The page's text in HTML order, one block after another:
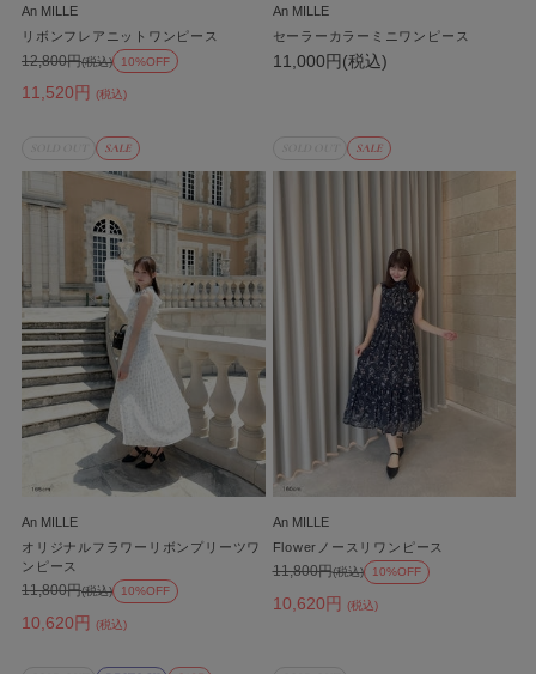
An MILLE
リボンフレアニットワンピース
11,520円 (税込)
12,800円(税込) 10%OFF
An MILLE
セーラーカラーミニワンピース
11,000円(税込)
SALE
An MILLE
オリジナルフラワーリボンプリーツワ
ンピース
10,620円 (税込)
11,800円(税込) 10%OFF
SALE
An MILLE
Flowerノースリワンピース
10,620円 (税込)
11,800円(税込) 10%OFF